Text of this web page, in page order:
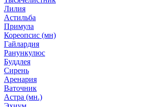
Лилия
Астильба
Примула
Кореопсис (мн)
Гайлардия
Ранункулюс
Буддлея
Сирень
Аренария
Ваточник
Астра (мн.)